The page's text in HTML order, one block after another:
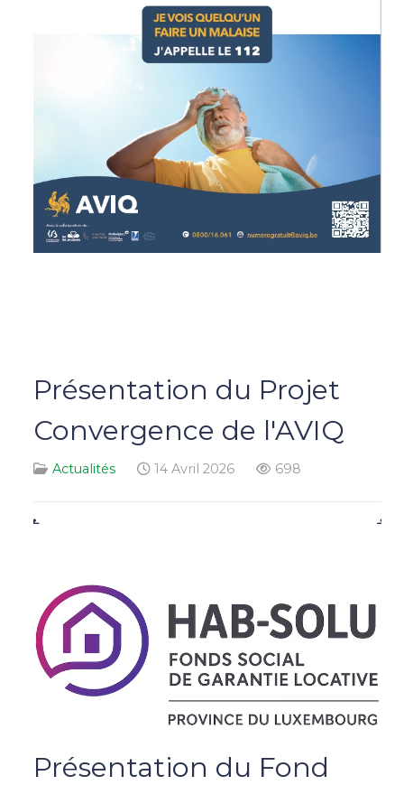
Présentation du Projet
Convergence de l'AVIQ
Actualités 14 Avril 2026 698
Présentation du Fond